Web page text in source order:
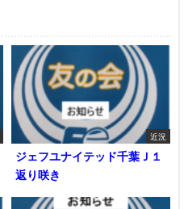
近況
ジェフユナイテッド千葉Ｊ１
返り咲き